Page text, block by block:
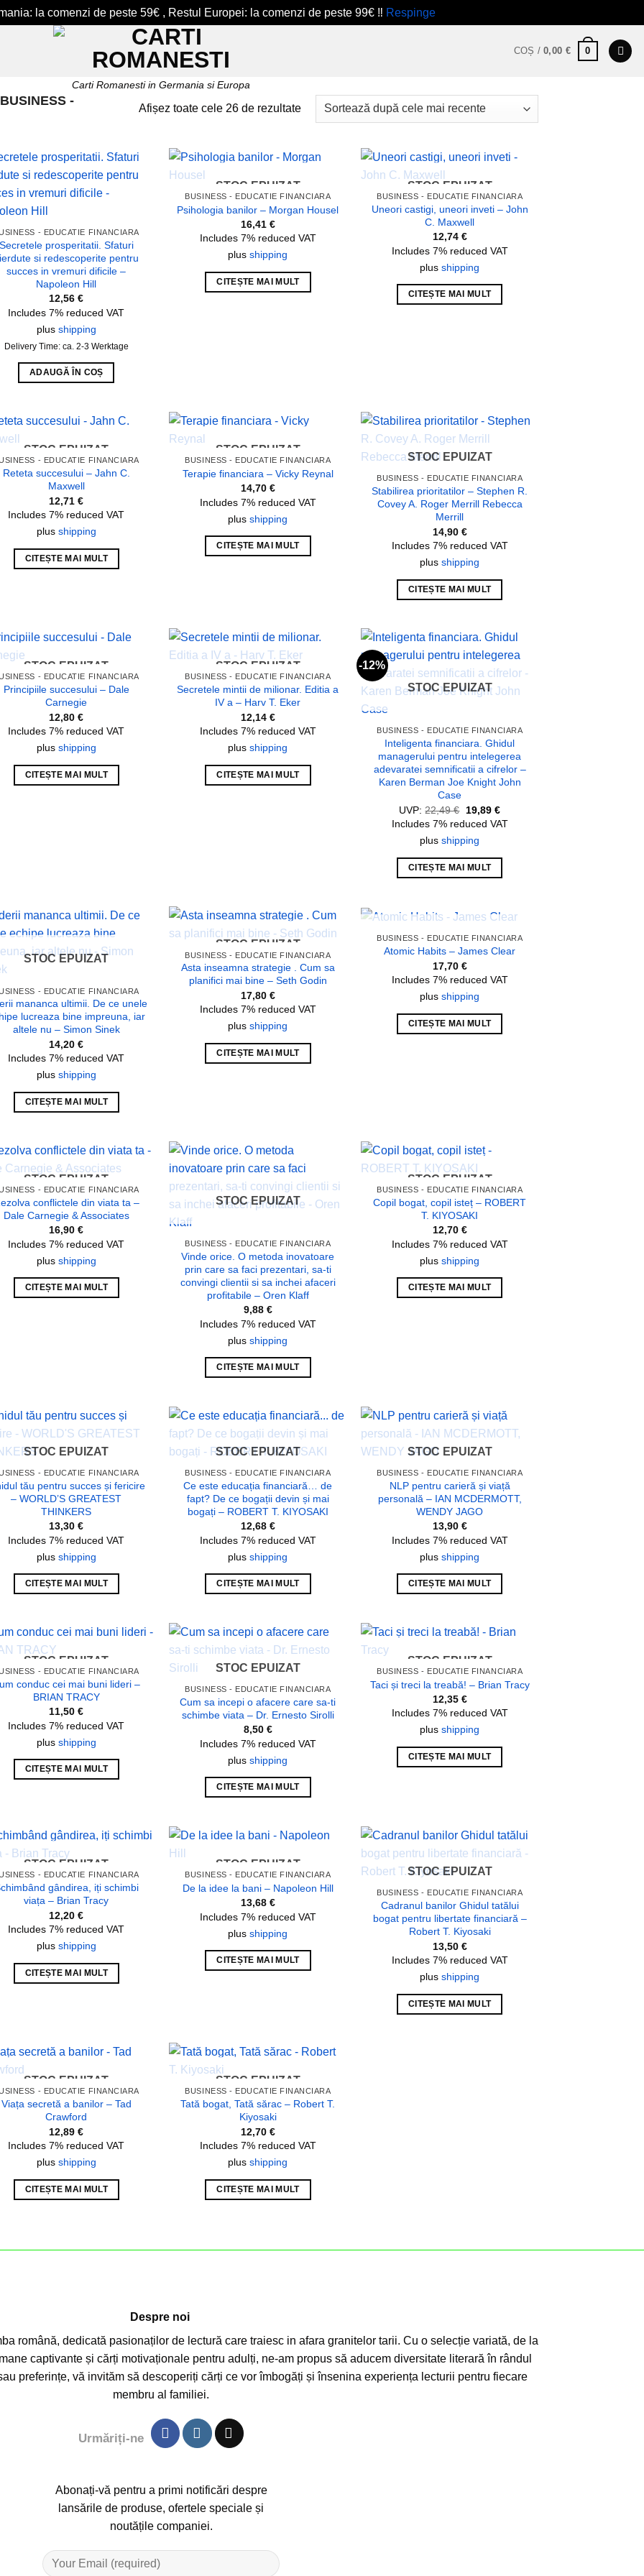
la comenzi de peste 59€ , Restul Europei: la comenzi de peste 99€ ‼️ Respinge
Carti Romanesti in Germania si Europa
COȘ /0,00 € 0
- Afișez toate cele 26 de rezultateSortat
după
mai
recente
- EDUCATIE FINANCIARA
prosperitatii. Sfaturi
si redescoperite pentru
succes in vremuri dificile –
Napoleon Hill
12,56€
Includes 7% reduced VAT
plus shipping
Delivery Time: ca. 2-3 Werktage
ADAUGĂ ÎN COȘ
wishlist
STOC EPUIZAT
BUSINESS - EDUCATIE FINANCIARA
Psihologia banilor – Morgan Housel
16,41 €
Includes 7% reduced VAT
plusshipping
CITEȘTE MAI MULT
wishlist
STOC EPUIZAT
BUSINESS - EDUCATIE FINANCIARA
Uneori castigi, uneori inveti – John
C. Maxwell
12,74 €
Includes 7% reduced VAT
plusshipping
CITEȘTE MAI MULT
wishlist
STOC EPUIZAT
- EDUCATIE FINANCIARA
Reteta succesului – Jahn C.
Maxwell
12,71€
Includes 7% reduced VAT
plus shipping
CITEȘTE MAI MULT
wishlist
STOC EPUIZAT
BUSINESS - EDUCATIE FINANCIARA
Terapie financiara – Vicky Reynal
14,70 €
Includes 7% reduced VAT
plusshipping
CITEȘTE MAI MULT
STOC EPUIZAT
BUSINESS - EDUCATIE FINANCIARA
Stabilirea prioritatilor – Stephen R.
Covey A. Roger Merrill Rebecca
Merrill
14,90 €
Includes 7% reduced VAT
plusshipping
CITEȘTE MAI MULT
wishlist
STOC EPUIZAT
- EDUCATIE FINANCIARA
Principiile succesului – Dale
Carnegie
12,80€
Includes 7% reduced VAT
plus shipping
CITEȘTE MAI MULT
wishlist
STOC EPUIZAT
BUSINESS - EDUCATIE FINANCIARA
Secretele mintii de milionar. Editia a
IV a – Harv T. Eker
12,14 €
Includes 7% reduced VAT
plusshipping
CITEȘTE MAI MULT
-12%
Add to
wishlist
STOC EPUIZAT
BUSINESS - EDUCATIE FINANCIARA
Inteligenta financiara. Ghidul
managerului pentru intelegerea
adevaratei semnificatii a cifrelor –
Karen Berman Joe Knight John
Case
UVP: 22,49€ Prețul
inițial
a
fost:
22,49 €.
19,89 €Prețul
curent
este:
Includes 7% reduced VAT
plusshipping
CITEȘTE MAI MULT
wishlist
STOC EPUIZAT
- EDUCATIE FINANCIARA
mananca ultimii. De ce unele
lucreaza bine impreuna, iar
altele nu – Simon Sinek
14,20€
Includes 7% reduced VAT
plus shipping
CITEȘTE MAI MULT
wishlist
STOC EPUIZAT
BUSINESS - EDUCATIE FINANCIARA
Asta inseamna strategie . Cum sa
planifici mai bine – Seth Godin
17,80 €
Includes 7% reduced VAT
plusshipping
CITEȘTE MAI MULT
wishlist
STOC EPUIZAT
BUSINESS - EDUCATIE FINANCIARA
Atomic Habits – James Clear
17,70 €
Includes 7% reduced VAT
plusshipping
CITEȘTE MAI MULT
wishlist
STOC EPUIZAT
- EDUCATIE FINANCIARA
conflictele din viata ta –
Dale Carnegie & Associates
16,90€
Includes 7% reduced VAT
plus shipping
CITEȘTE MAI MULT
Add to
wishlist
STOC EPUIZAT
BUSINESS - EDUCATIE FINANCIARA
Vinde orice. O metoda inovatoare
prin care sa faci prezentari, sa-ti
convingi clientii si sa inchei afaceri
profitabile – Oren Klaff
9,88 €
Includes 7% reduced VAT
plusshipping
CITEȘTE MAI MULT
wishlist
STOC EPUIZAT
BUSINESS - EDUCATIE FINANCIARA
Copil bogat, copil isteț – ROBERT
T. KIYOSAKI
12,70 €
Includes 7% reduced VAT
plusshipping
CITEȘTE MAI MULT
STOC EPUIZAT
- EDUCATIE FINANCIARA
tău pentru succes și fericire
– WORLD’S GREATEST
THINKERS
13,30€
Includes 7% reduced VAT
plus shipping
CITEȘTE MAI MULT
Add to
wishlist
STOC EPUIZAT
BUSINESS - EDUCATIE FINANCIARA
Ce este educația financiară… de
fapt? De ce bogații devin și mai
bogați – ROBERT T. KIYOSAKI
12,68 €
Includes 7% reduced VAT
plusshipping
CITEȘTE MAI MULT
STOC EPUIZAT
BUSINESS - EDUCATIE FINANCIARA
NLP pentru carieră și viață
personală – IAN MCDERMOTT,
WENDY JAGO
13,90 €
Includes 7% reduced VAT
plusshipping
CITEȘTE MAI MULT
wishlist
STOC EPUIZAT
- EDUCATIE FINANCIARA
conduc cei mai buni lideri –
BRIAN TRACY
11,50€
Includes 7% reduced VAT
plus shipping
CITEȘTE MAI MULT
STOC EPUIZAT
BUSINESS - EDUCATIE FINANCIARA
Cum sa incepi o afacere care sa-ti
schimbe viata – Dr. Ernesto Sirolli
8,50 €
Includes 7% reduced VAT
plusshipping
CITEȘTE MAI MULT
wishlist
STOC EPUIZAT
BUSINESS - EDUCATIE FINANCIARA
Taci și treci la treabă! – Brian Tracy
12,35 €
Includes 7% reduced VAT
plusshipping
CITEȘTE MAI MULT
wishlist
STOC EPUIZAT
- EDUCATIE FINANCIARA
gândirea, iți schimbi
viața – Brian Tracy
12,20€
Includes 7% reduced VAT
plus shipping
CITEȘTE MAI MULT
wishlist
STOC EPUIZAT
BUSINESS - EDUCATIE FINANCIARA
De la idee la bani – Napoleon Hill
13,68 €
Includes 7% reduced VAT
plusshipping
CITEȘTE MAI MULT
STOC EPUIZAT
BUSINESS - EDUCATIE FINANCIARA
Cadranul banilor Ghidul tatălui
bogat pentru libertate financiară –
Robert T. Kiyosaki
13,50 €
Includes 7% reduced VAT
plusshipping
CITEȘTE MAI MULT
wishlist
STOC EPUIZAT
- EDUCATIE FINANCIARA
Viața secretă a banilor – Tad
Crawford
12,89€
Includes 7% reduced VAT
plus shipping
CITEȘTE MAI MULT
wishlist
STOC EPUIZAT
BUSINESS - EDUCATIE FINANCIARA
Tată bogat, Tată sărac – Robert T.
Kiyosaki
12,70 €
Includes 7% reduced VAT
plusshipping
CITEȘTE MAI MULT
Despre noi
română, dedicată pasionaților de lectură care traiesc in afara granitelor tarii. Cu o selecție variată, de la
captivante și cărți motivaționale pentru adulți, ne-am propus să aducem diversitate literară în rândul
preferințe, vă invităm să descoperiți cărți ce vor îmbogăți și însenina experiența lecturii pentru fiecare
membru al familiei.
Urmăriți-ne
Abonați-vă pentru a primi notificări despre
lansările de produse, ofertele speciale și
noutățile companiei.